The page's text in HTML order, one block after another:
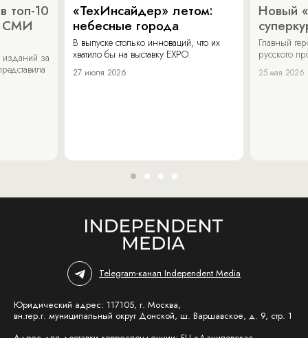
топ-10
СМИ
изданий за
«ТехИнсайдер» летом:
небесные города
В выпуске столько инноваций, что их
хватило бы на выставку EXPO.
27 июля 2026
Новый
Главный
русского
25 мая 2026
Telegram-канал Independent Media
Юридический адрес: 117105, г. Москва,
вн.тер.г. муниципальный округ Донской, ш. Варшавское, д. 9, стр. 1